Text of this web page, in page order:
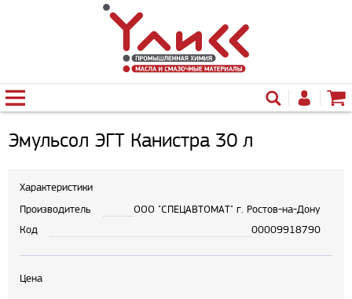
Эмульсол ЭГТ Канистра 30 л
Характеристики
Производитель
ООО "СПЕЦАВТОМАТ" г. Ростов-на-Дону
Код
00009918790
Цена